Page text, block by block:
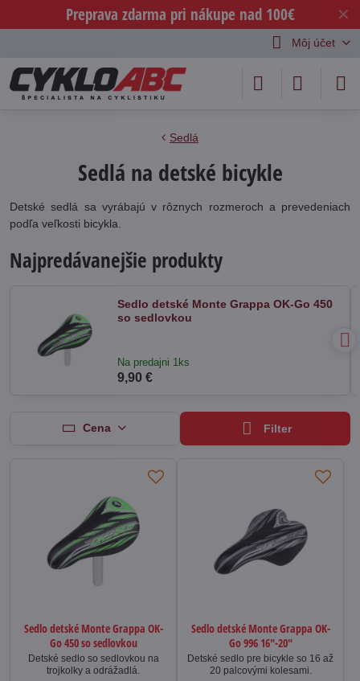
✕
Preprava zdarma pri nákupe nad 100€
Môj účet
Sedlá
Sedlá na detské bicykle
Detské sedlá sa vyrábajú v rôznych rozmeroch a prevedeniach
podľa veľkosti bicykla.
Najpredávanejšie produkty
Sedlo detské Monte Grappa OK-Go 450
so sedlovkou
Na predajni 1ks
9,90 €
Cena Filter
Sedlo detské Monte Grappa OK-
Go 450 so sedlovkou
Detské sedlo so sedlovkou na
trojkolky a odrážadlá.
Sedlo detské Monte Grappa OK-
Go 996 16"-20"
Detské sedlo pre bicykle so 16 až
20 palcovými kolesami.